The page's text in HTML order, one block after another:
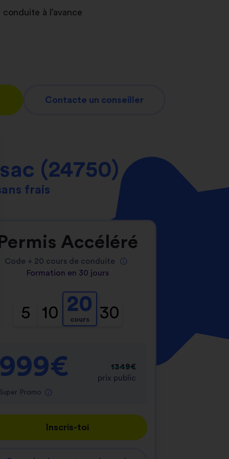
vos paramètres de confidentialité, en
à l’avance
Contacte un conseiller
(24750)
frais
Permis Accéléré
Code + 20 cours de conduite
Formation en 30 jours
5 10 20
cours 30
999€
Super Promo
1349€
prix public
Inscris-toi